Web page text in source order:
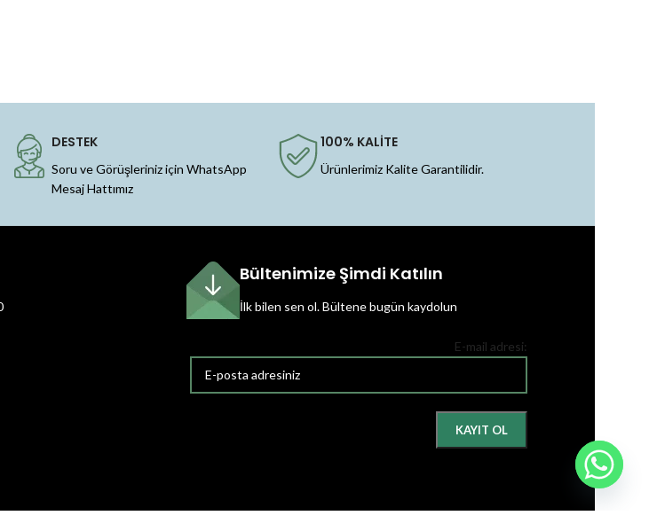
DESTEK
Soru ve Görüşleriniz için WhatsApp
Mesaj Hattımız
100% KALİTE
Ürünlerimiz Kalite Garantilidir.
Bültenimize Şimdi Katılın
İlk bilen sen ol.Bültene bugün kaydolun
E-mail adresi: